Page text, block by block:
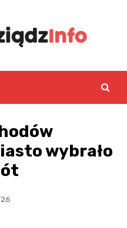
wybrało